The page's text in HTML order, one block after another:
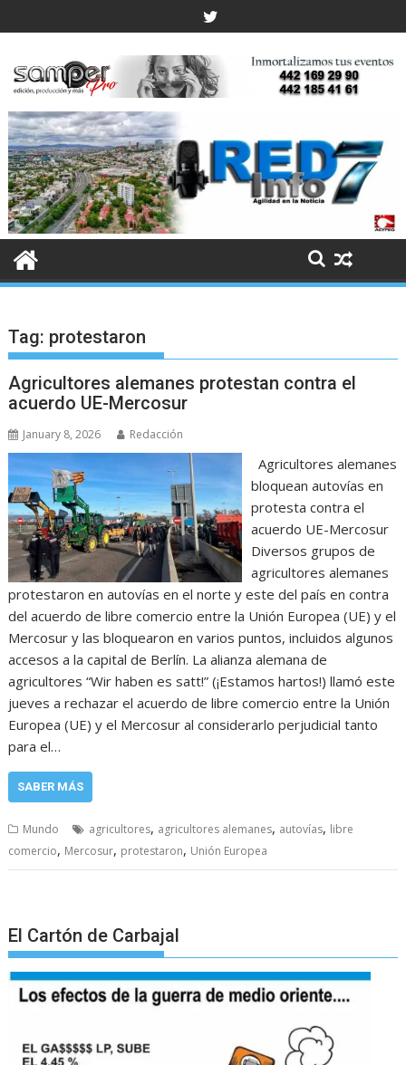
to
Tag: protestaron
Agricultores alemanes protestan contra el
acuerdo UE-Mercosur
January 8, 2026 Redacción
Agricultores alemanes
bloquean autovías en
protesta contra el
acuerdo UE-Mercosur
Diversos grupos de
agricultores alemanes
protestaron en autovías en el norte y este del país en contra
del acuerdo de libre comercio entre la Unión Europea (UE) y el
Mercosur y las bloquearon en varios puntos, incluidos algunos
accesos a la capital de Berlín. La alianza alemana de
agricultores “Wir haben es satt!” (¡Estamos hartos!) llamó este
jueves a rechazar el acuerdo de libre comercio entre la Unión
Europea (UE) y el Mercosur al considerarlo perjudicial tanto
para el…
SABER MÁS
Mundo agricultores, agricultores alemanes, autovías, libre
comercio, Mercosur, protestaron, Unión Europea
El Cartón de Carbajal